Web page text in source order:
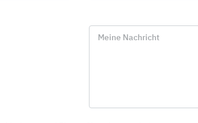
Meine Nachricht